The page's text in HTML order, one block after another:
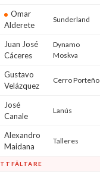
Omar
Alderete
Sunderland
Juan José
Cáceres
Dynamo
Moskva
Gustavo
Velázquez
Cerro Porteño
José
Canale
Lanús
Alexandro
Maidana
Talleres